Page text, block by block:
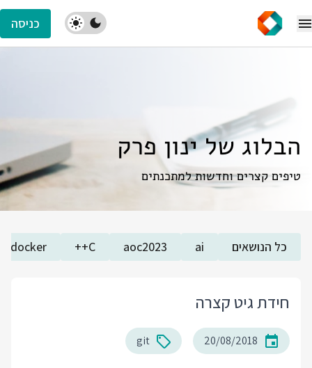
כניסה
הבלוג של ינון פרק
טיפים קצרים וחדשות למתכנתים
כל הנושאים ai
aoc2023
C++
docker
חידת גיט קצרה
20/08/2018
git